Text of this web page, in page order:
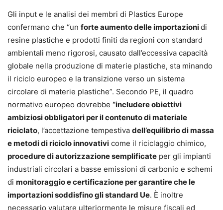
Gli input e le analisi dei membri di Plastics Europe
confermano che “un forte aumento delle importazionidi
resine plastiche e prodotti finiti da regioni con standard
ambientali meno rigorosi, causato dall’eccessiva capacità
globale nella produzione di materie plastiche, sta minando
il riciclo europeo e la transizione verso un sistema
circolare di materie plastiche”. Secondo PE, il quadro
normativo europeo dovrebbe “includere obiettivi
ambiziosi obbligatori per il contenuto di materiale
riciclato, l’accettazione tempestiva dell’equilibrio di massa
e metodi di riciclo innovativi come il riciclaggio chimico,
procedure di autorizzazione semplificate per gli impianti
industriali circolari a basse emissioni di carbonio e schemi
di monitoraggio e certificazione per garantire che le
importazioni soddisfino gli standard Ue. È inoltre
necessario valutare ulteriormente le misure fiscali ed